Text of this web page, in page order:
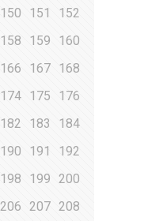
150 151
152
158 159
160
166 167 168
174 175
176
182 183
184
190 191
192
198 199
200
206 207 208